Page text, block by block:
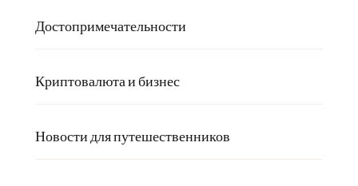
Достопримечательности
Криптовалюта и бизнес
Новости для путешественников